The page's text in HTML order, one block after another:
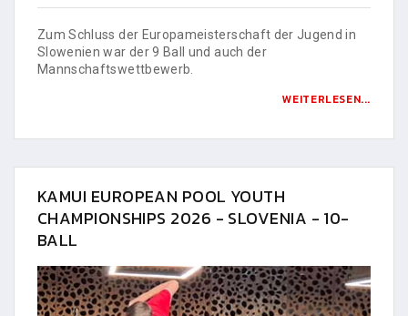
Zum Schluss der Europameisterschaft der Jugend in
Slowenien war der 9 Ball und auch der
Mannschaftswettbewerb.
WEITERLESEN...
KAMUI EUROPEAN POOL YOUTH
CHAMPIONSHIPS 2026 - SLOVENIA - 10-
BALL